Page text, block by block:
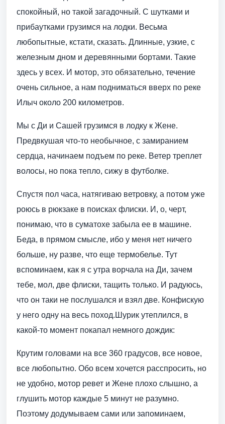
спокойный, но такой загадочный. С шутками и
прибаутками грузимся на лодки. Весьма
любопытные, кстати, сказать. Длинные, узкие, с
железным дном и деревянными бортами. Такие
здесь у всех. И мотор, это обязательно, течение
очень сильное, а нам подниматься вверх по реке
Илыч около 200 километров.
Мы с Ди и Сашей грузимся в лодку к Жене.
Предвкушая что-то необычное, с замиранием
сердца, начинаем подъем по реке. Ветер треплет
волосы, но пока тепло, сижу в футболке.
Спустя пол часа, натягиваю ветровку, а потом уже
роюсь в рюкзаке в поисках флиски. И, о, черт,
понимаю, что в суматохе забыла ее в машине.
Беда, в прямом смысле, ибо у меня нет ничего
больше, ну разве, что еще термобелье. Тут
вспоминаем, как я с утра ворчала на Ди, зачем
тебе, мол, две флиски, тащить только. И радуюсь,
что он таки не послушался и взял две. Конфискую
у него одну на весь поход.Шурик утеплился, в
какой-то момент покапал немного дождик:
Крутим головами на все 360 градусов, все новое,
все любопытно. Обо всем хочется расспросить, но
не удобно, мотор ревет и Жене плохо слышно, а
глушить мотор каждые 5 минут не разумно.
Поэтому додумываем сами или запоминаем,